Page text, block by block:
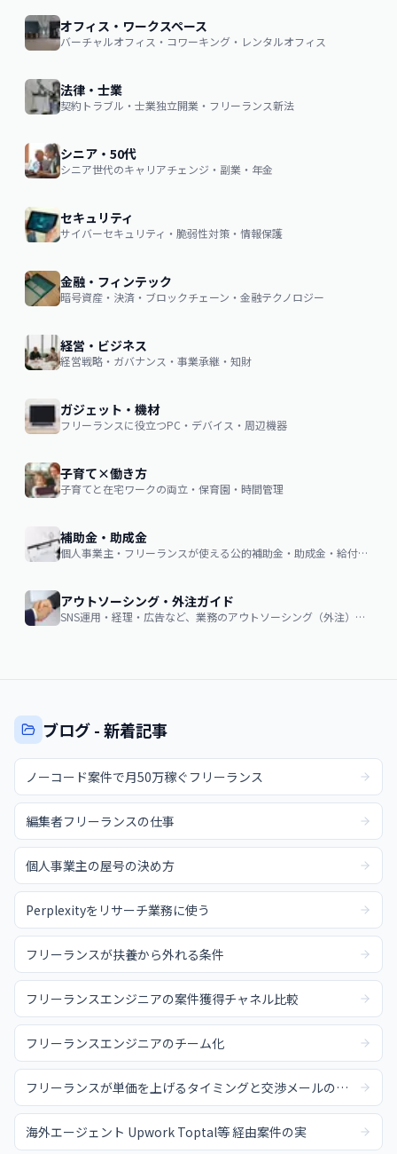
オフィス・ワークスペース
バーチャルオフィス・コワーキング・レンタルオフィス
法律・士業
契約トラブル・士業独立開業・フリーランス新法
シニア・50代
シニア世代のキャリアチェンジ・副業・年金
セキュリティ
サイバーセキュリティ・脆弱性対策・情報保護
金融・フィンテック
暗号資産・決済・ブロックチェーン・金融テクノロジー
経営・ビジネス
経営戦略・ガバナンス・事業承継・知財
ガジェット・機材
フリーランスに役立つPC・デバイス・周辺機器
子育て×働き方
子育てと在宅ワークの両立・保育園・時間管理
補助金・助成金
個人事業主・フリーランスが使える公的補助金・助成金・給付金の申請ガイド
アウトソーシング・外注ガイド
SNS運用・経理・広告など、業務のアウトソーシング（外注）を検討する企業・個人向け。費用相場・依頼の流れ・失敗しない選び方
ブログ - 新着記事
ノーコード案件で月50万稼ぐフリーランス
編集者フリーランスの仕事
個人事業主の屋号の決め方
Perplexityをリサーチ業務に使う
フリーランスが扶養から外れる条件
フリーランスエンジニアの案件獲得チャネル比較
フリーランスエンジニアのチーム化
フリーランスが単価を上げるタイミングと交渉メールの例文
海外エージェント Upwork Toptal等 経由案件の実